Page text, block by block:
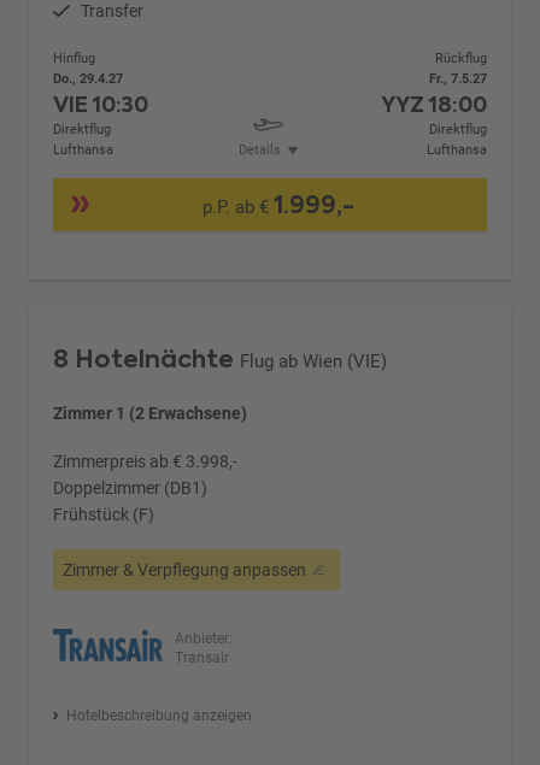
Transfer
Hinflug
Do., 29.4.27
VIE10:30
Direktflug
Lufthansa
Details
Rückflug
Fr., 7.5.27
YYZ 18:00
Direktflug
Lufthansa
p.P. ab €1.999,-
8 Hotelnächte Flug ab Wien (VIE)
Zimmer 1 (2 Erwachsene)
Zimmerpreis ab € 3.998,-
Doppelzimmer (DB1)
Frühstück (F)
Zimmer & Verpflegung anpassen
Anbieter:
Transair
Hotelbeschreibung anzeigen